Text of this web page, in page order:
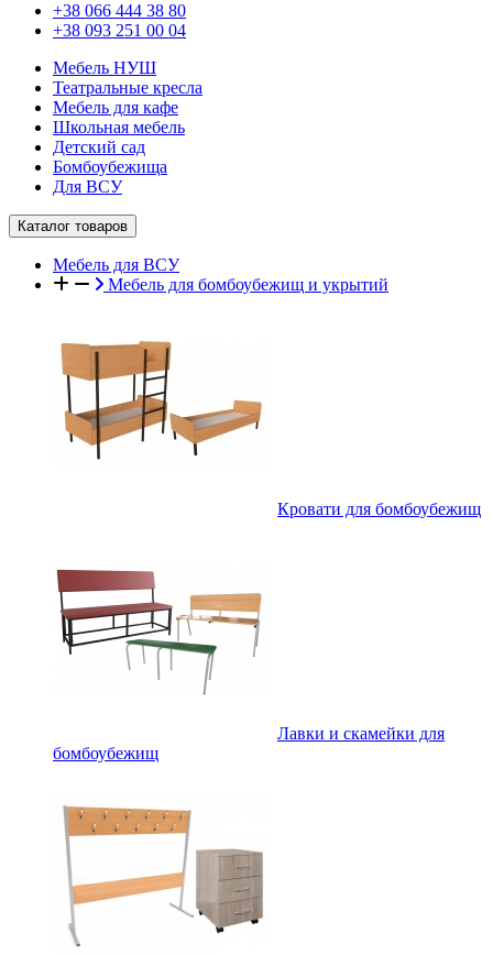
+38 066 444 38 80
+38 093 251 00 04
Мебель НУШ
Театральные кресла
Мебель для кафе
Школьная мебель
Детский сад
Бомбоубежища
Для ВСУ
Каталог товаров
Мебель для ВСУ
Мебель для бомбоубежищ и укрытий
Кровати для бомбоубежищ
Лавки и скамейки для
бомбоубежищ